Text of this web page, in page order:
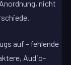
nicht
auf – fehlende
Audio-